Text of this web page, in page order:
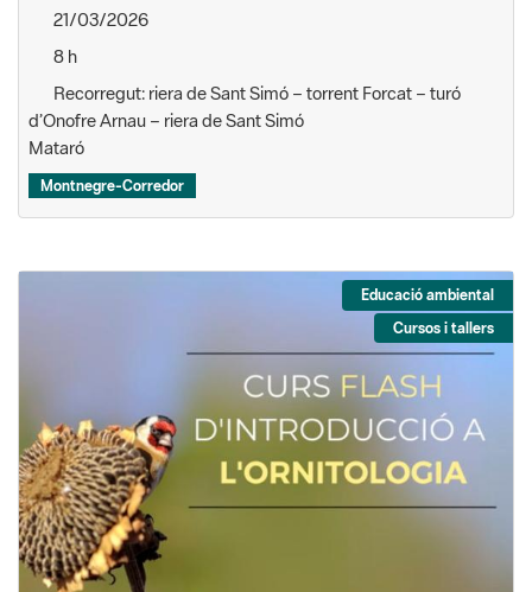
Recorregut: riera de Sant Simó – torrent Forcat – turó
Mataró
Montnegre-Corredor
Curs flash d'introducció a l'ornitologia